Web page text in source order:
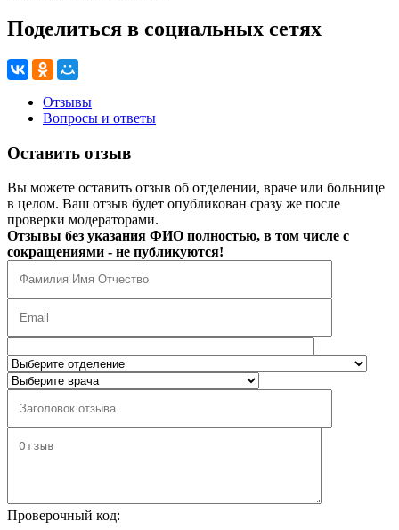
Поделиться в социальных сетях
Отзывы
Вопросы и ответы
Оставить отзыв
Вы можете оставить отзыв об отделении, враче или больнице
в целом. Ваш отзыв будет опубликован сразу же после
проверки модераторами.
Отзывы без указания ФИО полностью, в том числе с
сокращениями - не публикуются!
Проверочный код: